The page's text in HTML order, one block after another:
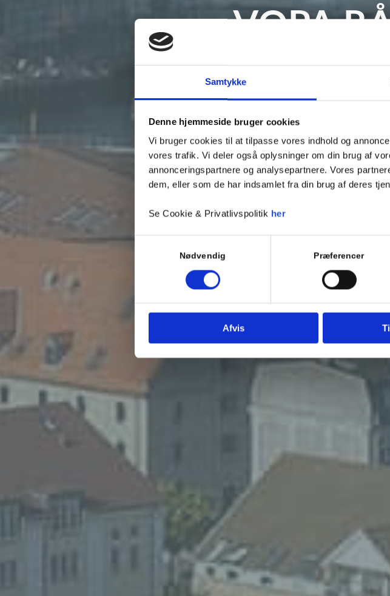
Samtykke
Denne hjemmeside bruger cookies
Vi bruger cookies til at tilpasse vores indhold og
vores trafik. Vi deler også oplysninger om din brug af
annonceringspartnere og analysepartnere. Vores
dem, eller som de har indsamlet fra din brug af deres
Se Cookie & Privatlivspolitik her
Samtykkevalg
Nødvendig Præferencer
Afvis
VOPA
KONTAKT OS